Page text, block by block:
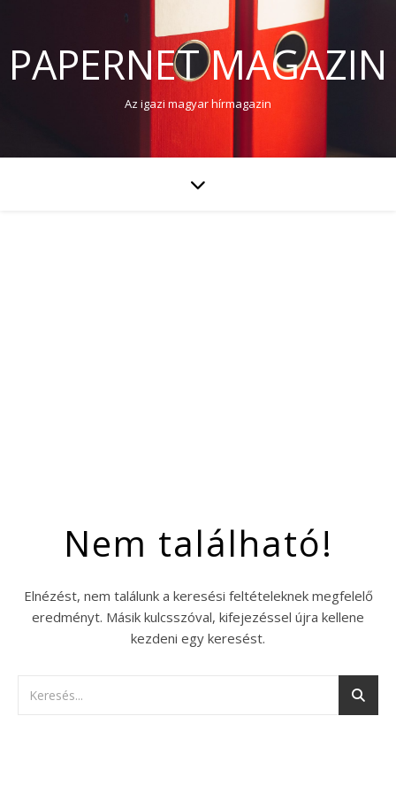
PAPERNET MAGAZIN
Az igazi magyar hírmagazin
Nem található!
Elnézést, nem találunk a keresési feltételeknek megfelelő
eredményt. Másik kulcsszóval, kifejezéssel újra kellene
kezdeni egy keresést.